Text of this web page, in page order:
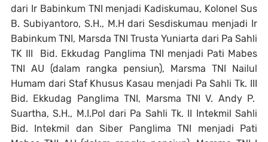
dari Ir Babinkum TNI menjadi Kadiskumau, Kolonel Sus
B. Subiyantoro, S.H., M.H dari Sesdiskumau menjadi Ir
Babinkum TNI, Marsda TNI Trusta Yuniarta dari Pa Sahli
TK III Bid. Ekkudag Panglima TNI menjadi Pati Mabes
TNI AU (dalam rangka pensiun), Marsma TNI Nailul
Humam dari Staf Khusus Kasau menjadi Pa Sahli Tk. III
Bid. Ekkudag Panglima TNI, Marsma TNI V. Andy P.
Suartha, S.H., M.I.Pol dari Pa Sahli Tk. II Intekmil Sahli
Bid. Intekmil dan Siber Panglima TNI menjadi Pati